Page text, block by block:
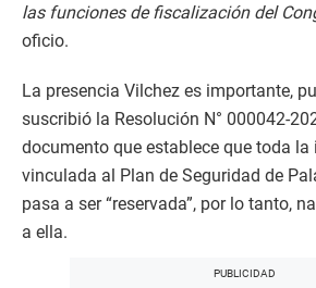
las funciones de fiscalización del
oficio.
La presencia Vilchez es importante,
suscribió la Resolución N° 000042-
documento que establece que toda
vinculada al Plan de Seguridad de
pasa a ser “reservada”, por lo tanto,
a ella.